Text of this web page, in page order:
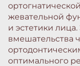
жевательной
и эстетики
вмешательства
оптимального